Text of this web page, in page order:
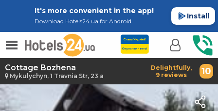
It's more convenient in the app!
Download Hotels24.ua for Android
Install
Cottage Bozhena
Mykulychyn, 1 Travnia Str, 23 a
Delightfully, 10
9 reviews